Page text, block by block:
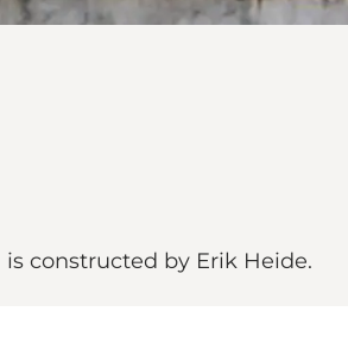
constructed by Erik Heide.